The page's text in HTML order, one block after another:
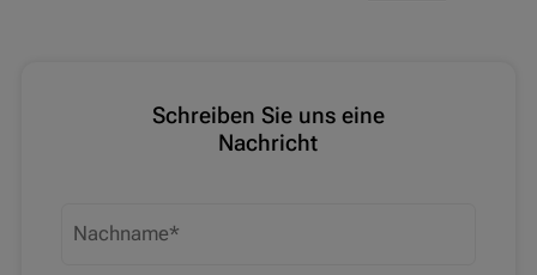
Schreiben Sie uns eine
Nachricht